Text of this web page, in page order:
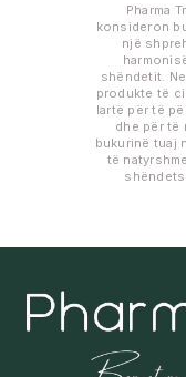
Pharma
konsideron
një
shëndetit.
produkte të
lartë për të
dhe për të
bukurinë tuaj
të